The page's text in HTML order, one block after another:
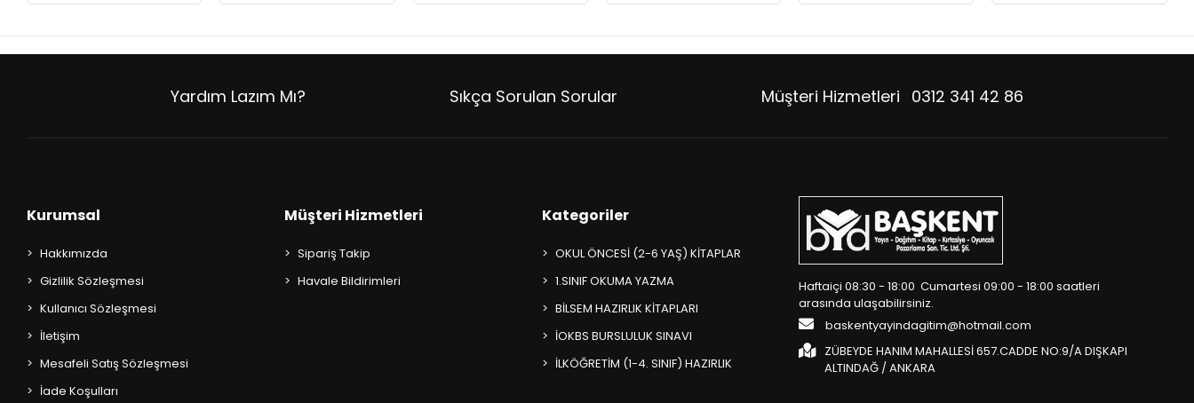
CEP KİTAPLARI
+
Yardım Lazım Mı? Sıkça Sorulan Sorular Müşteri Hizmetleri 0312 341 42 86
Kurumsal
Hakkımızda
Gizlilik Sözleşmesi
Kullanıcı Sözleşmesi
İletişim
Mesafeli Satış Sözleşmesi
İade Koşulları
Müşteri Hizmetleri
Sipariş Takip
Havale Bildirimleri
Kategoriler
OKUL ÖNCESİ (2-6 YAŞ) KİTAPLAR
1.SINIF OKUMA YAZMA
BİLSEM HAZIRLIK KİTAPLARI
İOKBS BURSLULUK SINAVI
İLKÖĞRETİM (1-4. SINIF) HAZIRLIK
Haftaiçi 08:30 - 18:00 Cumartesi 09:00 - 18:00 saatleri
arasında ulaşabilirsiniz.
baskentyayindagitim@hotmail.com
ZÜBEYDE HANIM MAHALLESİ 657.CADDE NO:9/A DIŞKAPI
ALTINDAĞ / ANKARA